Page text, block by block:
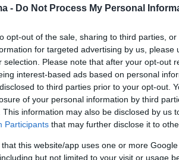
- Do Not Process My Personal
opt-out of the sale, sharing to third parties,
for targeted advertising by us, please
selection. Please note that after your opt-out
interest-based ads based on personal
to third parties prior to your opt-out.
of your personal information by third
This information may also be disclosed by us
Participants that may further disclose it to
that this website/app uses one or more
but not limited to your visit or usage
θα υπάρξει κατάπαυση
ποτέ να είχε συμβεί. Ο θεός
ο Τραμπ στην ανάρτησή
για το Πρώτο Θέμα: